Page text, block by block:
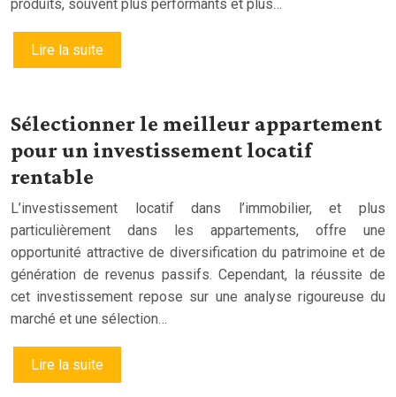
produits, souvent plus performants et plus…
Lire la suite
Sélectionner le meilleur appartement
pour un investissement locatif
rentable
L’investissement locatif dans l’immobilier, et plus
particulièrement dans les appartements, offre une
opportunité attractive de diversification du patrimoine et de
génération de revenus passifs. Cependant, la réussite de
cet investissement repose sur une analyse rigoureuse du
marché et une sélection…
Lire la suite